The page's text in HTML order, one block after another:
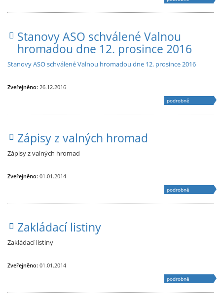
Stanovy ASO schválené Valnou
hromadou dne 12. prosince 2016
Stanovy ASO schválené Valnou hromadou dne 12. prosince 2016
Zveřejněno: 26.12.2016
podrobně
Zápisy z valných hromad
Zápisy z valných hromad
Zveřejněno: 01.01.2014
podrobně
Zakládací listiny
Zakládací listiny
Zveřejněno: 01.01.2014
podrobně